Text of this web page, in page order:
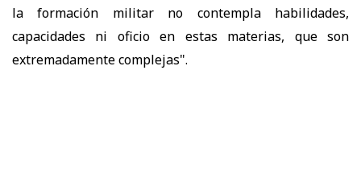
la formación militar no contempla habilidades,
capacidades ni oficio en estas materias, que son
extremadamente complejas".